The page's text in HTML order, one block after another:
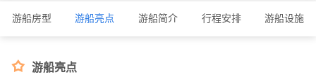
游船房型 游船亮点 游船简介 行程安排 游船设施
 游船亮点